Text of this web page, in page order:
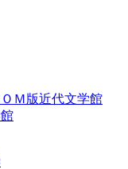
Ｍ版近代文学館